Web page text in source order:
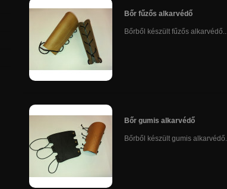
Bőr fűzős alkarvédő
Bőrből készült fűzős alkarvédő...
Bőr gumis alkarvédő
Bőrből készült gumis alkarvédő...